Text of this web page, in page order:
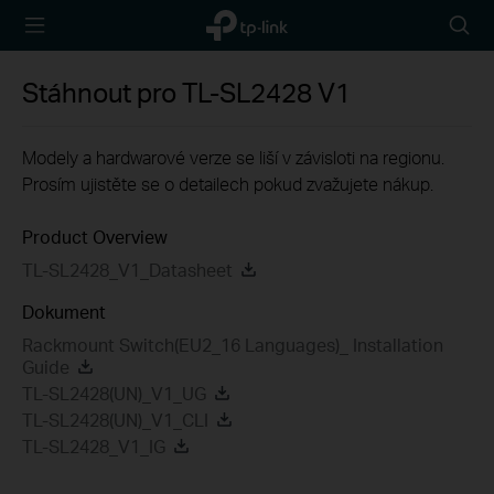
TP-Link,
Reliably
icon
Stáhnout proTL-SL2428 V1
Modely a hardwarové verze se liší v závisloti na regionu.
Prosím ujistěte se o detailech pokud zvažujete nákup.
Product Overview
TL-SL2428_V1_Datasheet
Dokument
Rackmount Switch(EU2_16 Languages)_ Installation
Guide
TL-SL2428(UN)_V1_UG
TL-SL2428(UN)_V1_CLI
TL-SL2428_V1_IG